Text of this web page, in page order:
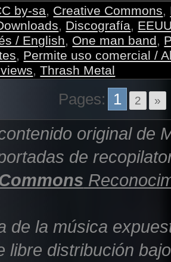
by-sa Creative Commons
Discografía
/ English One man band
Permite uso comercial /
,Thrash Metal
Pages: 1 2 »
original de
de
de la música
libre distribución